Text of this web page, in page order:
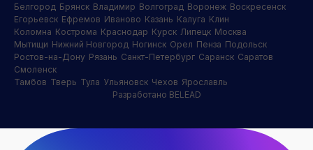
Белгород Брянск Владимир Волгоград Воронеж Воскресенск
Егорьевск Ефремов Иваново Казань Калуга Клин
Коломна Кострома Краснодар Курск Липецк Москва
Мытищи Нижний Новгород Ногинск Орел Пенза Подольск
Ростов-на-Дону Рязань Санкт-Петербург Саранск Саратов
Смоленск
Тамбов Тверь Тула Ульяновск Чехов Ярославль
Разработано BELEAD